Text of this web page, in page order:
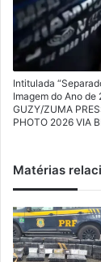
Intitulada
Imagem do Ano de
GUZY/ZUMA
PHOTO 2026 VIA
Matérias